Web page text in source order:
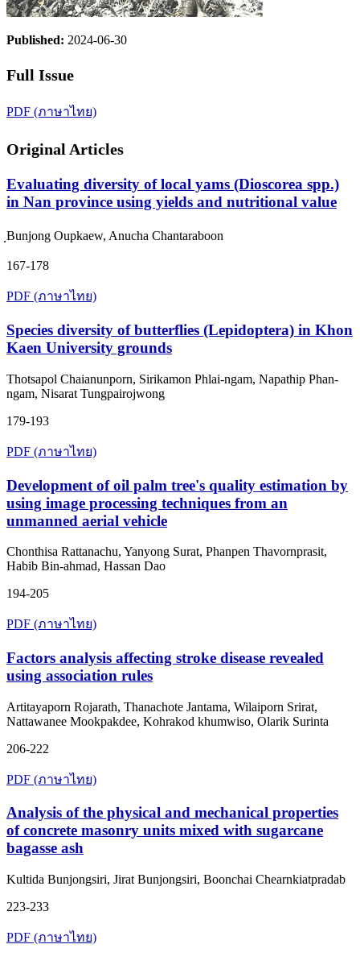
Published: 2024-06-30
Full Issue
PDF (ภาษาไทย)
Original Articles
Evaluating diversity of local yams (Dioscorea spp.)
in Nan province using yields and nutritional value
ฺBunjong Oupkaew, Anucha Chantaraboon
167-178
PDF (ภาษาไทย)
Species diversity of butterflies (Lepidoptera) in Khon
Kaen University grounds
Thotsapol Chaianunporn, Sirikamon Phlai-ngam, Napathip Phan-
ngam, Nisarat Tungpairojwong
179-193
PDF (ภาษาไทย)
Development of oil palm tree's quality estimation by
using image processing techniques from an
unmanned aerial vehicle
Chonthisa Rattanachu, Yanyong Surat, Phanpen Thavornprasit,
Habib Bin-ahmad, Hassan Dao
194-205
PDF (ภาษาไทย)
Factors analysis affecting stroke disease revealed
using association rules
Artitayaporn Rojarath, Thanachote Jantama, Wilaiporn Srirat,
Nattawanee Mookpakdee, Kohrakod khumwiso, Olarik Surinta
206-222
PDF (ภาษาไทย)
Analysis of the physical and mechanical properties
of concrete masonry units mixed with sugarcane
bagasse ash
Kultida Bunjongsiri, Jirat Bunjongsiri, Boonchai Chearnkiatpradab
223-233
PDF (ภาษาไทย)